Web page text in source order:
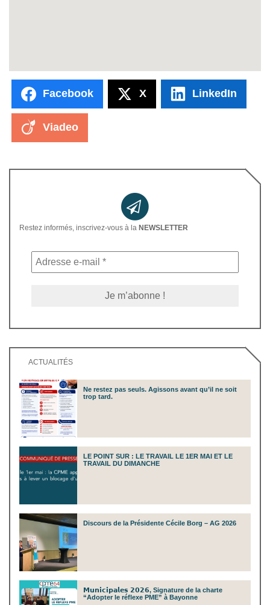
Facebook X LinkedIn
Viadeo
Restez informés, inscrivez-vous à la NEWSLETTER
ACTUALITÉS
Ne restez pas seuls. Agissons avant qu’il ne soit
trop tard.
LE POINT SUR : LE TRAVAIL LE 1ER MAI ET LE
TRAVAIL DU DIMANCHE
Discours de la Présidente Cécile Borg – AG 2026
𝗠𝘂𝗻𝗶𝗰𝗶𝗽𝗮𝗹𝗲𝘀 𝟮𝟬𝟮𝟲, Signature de la charte
“Adopter le réflexe PME” à Bayonne